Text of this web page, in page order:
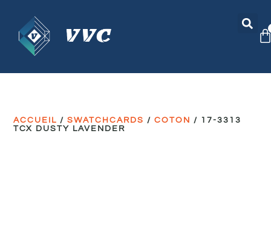
ACCUEIL /SWATCHCARDS /COTON / 17-3313
TCX DUSTY LAVENDER